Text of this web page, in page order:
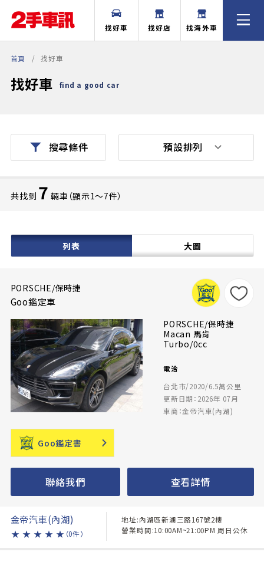
找好車 找好店 找海外車
首頁 找好車
找好車 find a good car
搜尋條件
共找到 7 輛車（顯示1〜7件）
列表 大圖
預設排列
PORSCHE/保時捷
Goo鑑定車
PORSCHE/保時捷
Macan 馬肯
Turbo/0cc
電洽
台北市/2020/6.5萬公里
更新日期：2026年 07月
車商：金帝汽車(內湖)
Goo鑑定書
聯絡我們 查看詳情
金帝汽車(內湖)
★ ★ ★ ★ ★ （0件）
地址:內湖區新湖三路167號2樓
營業時間:10:00AM~21:00PM 周日公休